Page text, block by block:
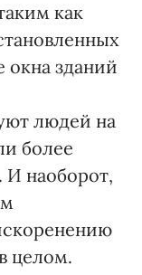
как
окна зданий
людей на
более
И наоборот,
целом.